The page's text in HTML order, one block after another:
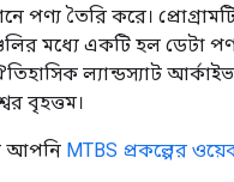
পণ্য তৈরি করে।
মধ্যে একটি হল ডেটা
ল্যান্ডস্যাট
বৃহত্তম।
আপনি MTBS প্রকল্পের